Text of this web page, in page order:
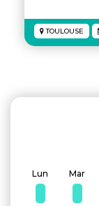
TOULOUSE
Lun Mar